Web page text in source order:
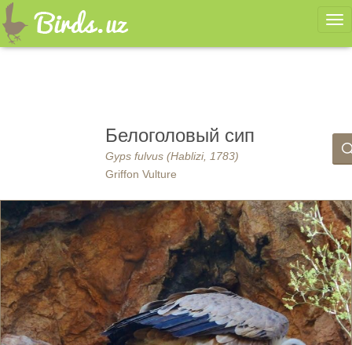
Белоголовый сип
Gyps fulvus (Hablizi, 1783)
Griffon Vulture